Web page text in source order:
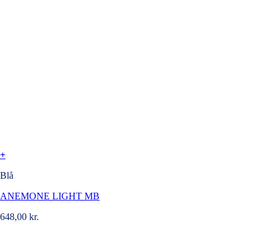
+
Blå
ANEMONE LIGHT MB
648,00 kr.